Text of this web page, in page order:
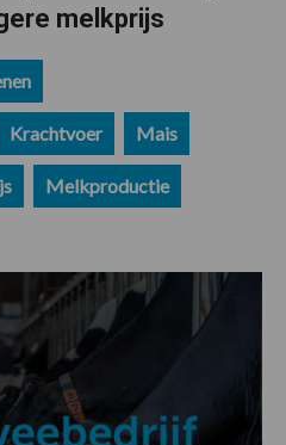
melkprijs
Krachtvoer Mais
Melkproductie